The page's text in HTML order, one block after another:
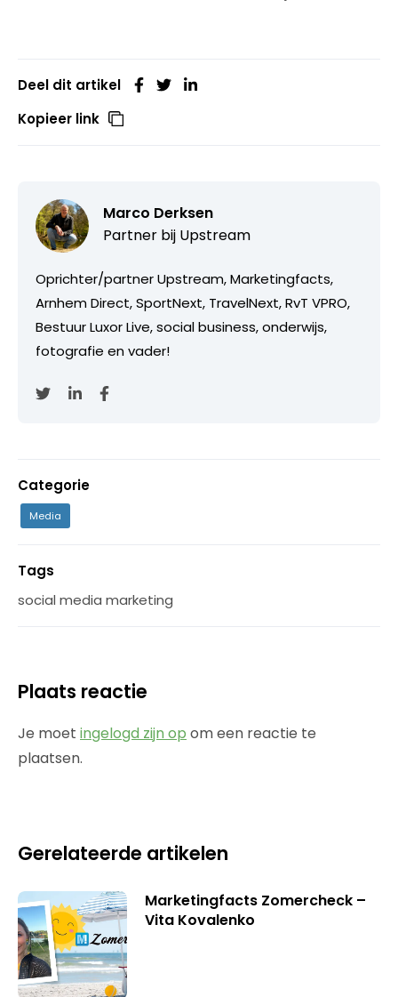
Deel dit artikel
Kopieer link
Marco Derksen
Partner bij Upstream
Oprichter/partner Upstream, Marketingfacts,
Arnhem Direct, SportNext, TravelNext, RvT VPRO,
Bestuur Luxor Live, social business, onderwijs,
fotografie en vader!
Categorie
Media
Tags
social media marketing
Plaats reactie
Je moet ingelogd zijn op om een reactie te
plaatsen.
Gerelateerde artikelen
Marketingfacts Zomercheck –
Vita Kovalenko